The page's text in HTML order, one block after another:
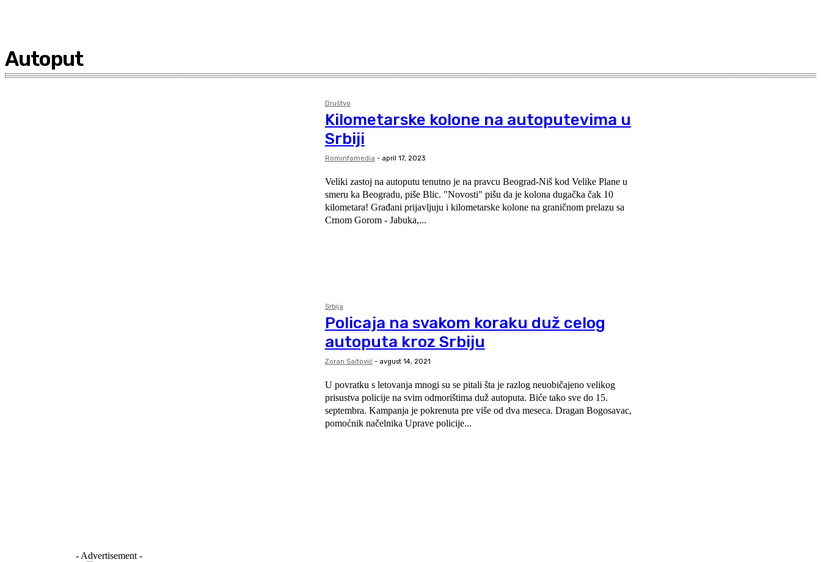
Autoput
Društvo
Kilometarske kolone na autoputevima u
Srbiji
Rominfomedia - april 17, 2023
Veliki zastoj na autoputu tenutno je na pravcu Beograd-Niš kod Velike Plane u
smeru ka Beogradu, piše Blic. "Novosti" pišu da je kolona dugačka čak 10
kilometara! Građani prijavljuju i kilometarske kolone na graničnom prelazu sa
Crnom Gorom - Jabuka,...
Srbija
Policaja na svakom koraku duž celog
autoputa kroz Srbiju
Zoran Saitović - avgust 14, 2021
U povratku s letovanja mnogi su se pitali šta je razlog neuobičajeno velikog
prisustva policije na svim odmorištima duž autoputa. Biće tako sve do 15.
septembra. Kampanja je pokrenuta pre više od dva meseca. Dragan Bogosavac,
pomoćnik načelnika Uprave policije...
- Advertisement -